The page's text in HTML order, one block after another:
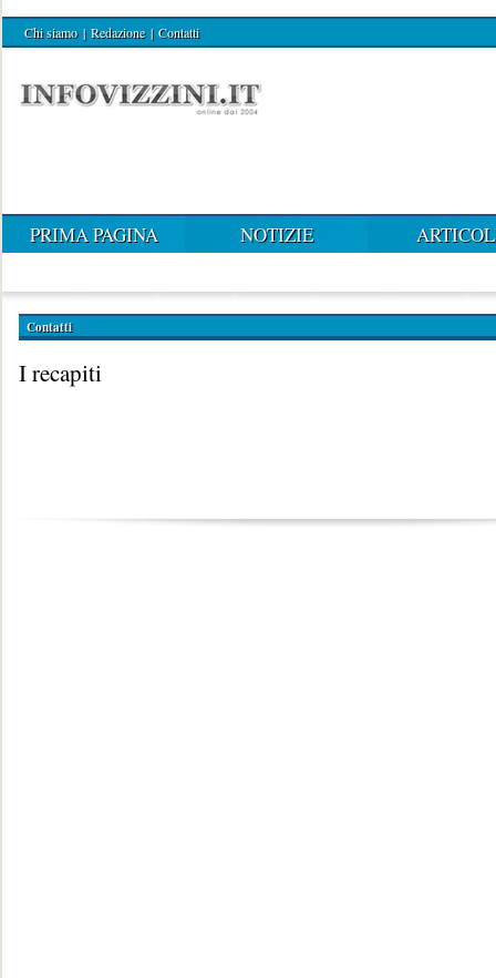
Chi siamo | Redazione | Contatti
PRIMA PAGINA NOTIZIE
Contatti
I recapiti